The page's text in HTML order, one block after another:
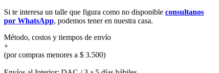
Si te interesa un talle que figura como no disponible consultanos
por WhatsApp, podemos tener en nuestra casa.
Método, costos y tiempos de envío
+
(por compras menores a $ 3.500)